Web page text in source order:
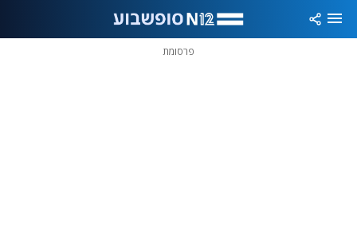
פרסומת